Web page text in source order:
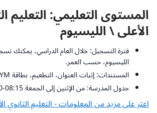
المستوى التعليمي: التعليم
الأعلى \ الليسيوم
فترة التسجيل: خلال العام الدراسي، يمكنك
الليسيوم، حسب العمر.
المستندات: إثبات العنوان، التطعيم، بطاقة ADYM للطفل
جدول المدرسة: من الإثنين إلى الجمعة 08:15-14:00
اعثر على مزيد من المعلومات - التعليم الثانوي